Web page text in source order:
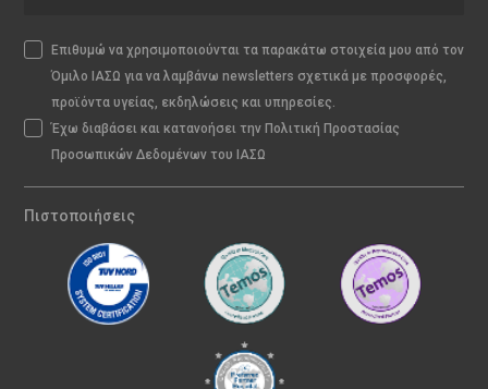
Επιθυμώ να χρησιμοποιούνται τα παρακάτω στοιχεία μου από τον
Όμιλο ΙΑΣΩ για να λαμβάνω newsletters σχετικά με προσφορές,
προϊόντα υγείας, εκδηλώσεις και υπηρεσίες.
Έχω διαβάσει και κατανοήσει την Πολιτική Προστασίας
Προσωπικών Δεδομένων του ΙΑΣΩ
Πιστοποιήσεις